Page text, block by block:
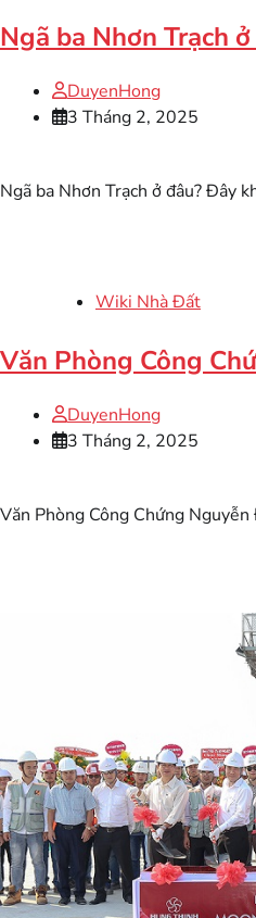
Ngã ba Nhơn Trạch
DuyenHong
3 Tháng 2, 2025
Ngã ba Nhơn Trạch ở đâu? Đây
Wiki Nhà Đất
Văn Phòng Công
DuyenHong
3 Tháng 2, 2025
Văn Phòng Công Chứng